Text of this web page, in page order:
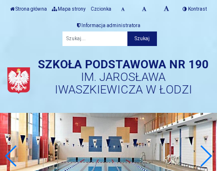
Strona główna Mapa strony Czcionka Kontrast
Informacja administratora
SZKOŁA PODSTAWOWA NR 190
IM. JAROSŁAWA
IWASZKIEWICZA W ŁODZI